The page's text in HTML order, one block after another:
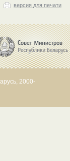
версия для печати
2000-